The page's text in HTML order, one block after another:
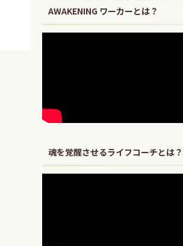
AWAKENING ワーカーとは？
魂を覚醒させるライフコーチとは？